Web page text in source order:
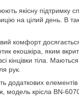
якісну підтримку
на цілий день. В
комфорт
екошкіра, яким
тіла. Маються
рук.
додаткових елементів
модель крісла BN-